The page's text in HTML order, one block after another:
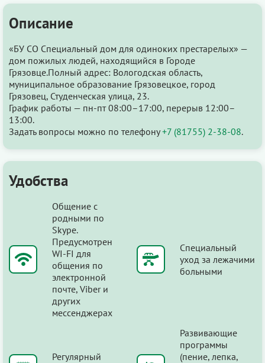
Описание
«БУ СО Специальный дом для одиноких престарелых» —
дом пожилых людей, находящийся в Городе
Грязовце.Полный адрес: Вологодская область,
муниципальное образование Грязовецкое, город
Грязовец, Студенческая улица, 23.
График работы — пн-пт 08:00–17:00, перерыв 12:00–
13:00.
Задать вопросы можно по телефону+7 (81755) 2-38-08.
Удобства
Общение с
родными по
Skype.
Предусмотрен
WI-FI для
общения по
электронной
почте, Viber и
других
мессенджерах
Специальный
уход за лежачими
больными
Регулярный
Развивающие
программы
(пение, лепка,